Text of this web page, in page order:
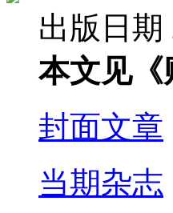
出版日期
本文见《
封面文章
当期杂志